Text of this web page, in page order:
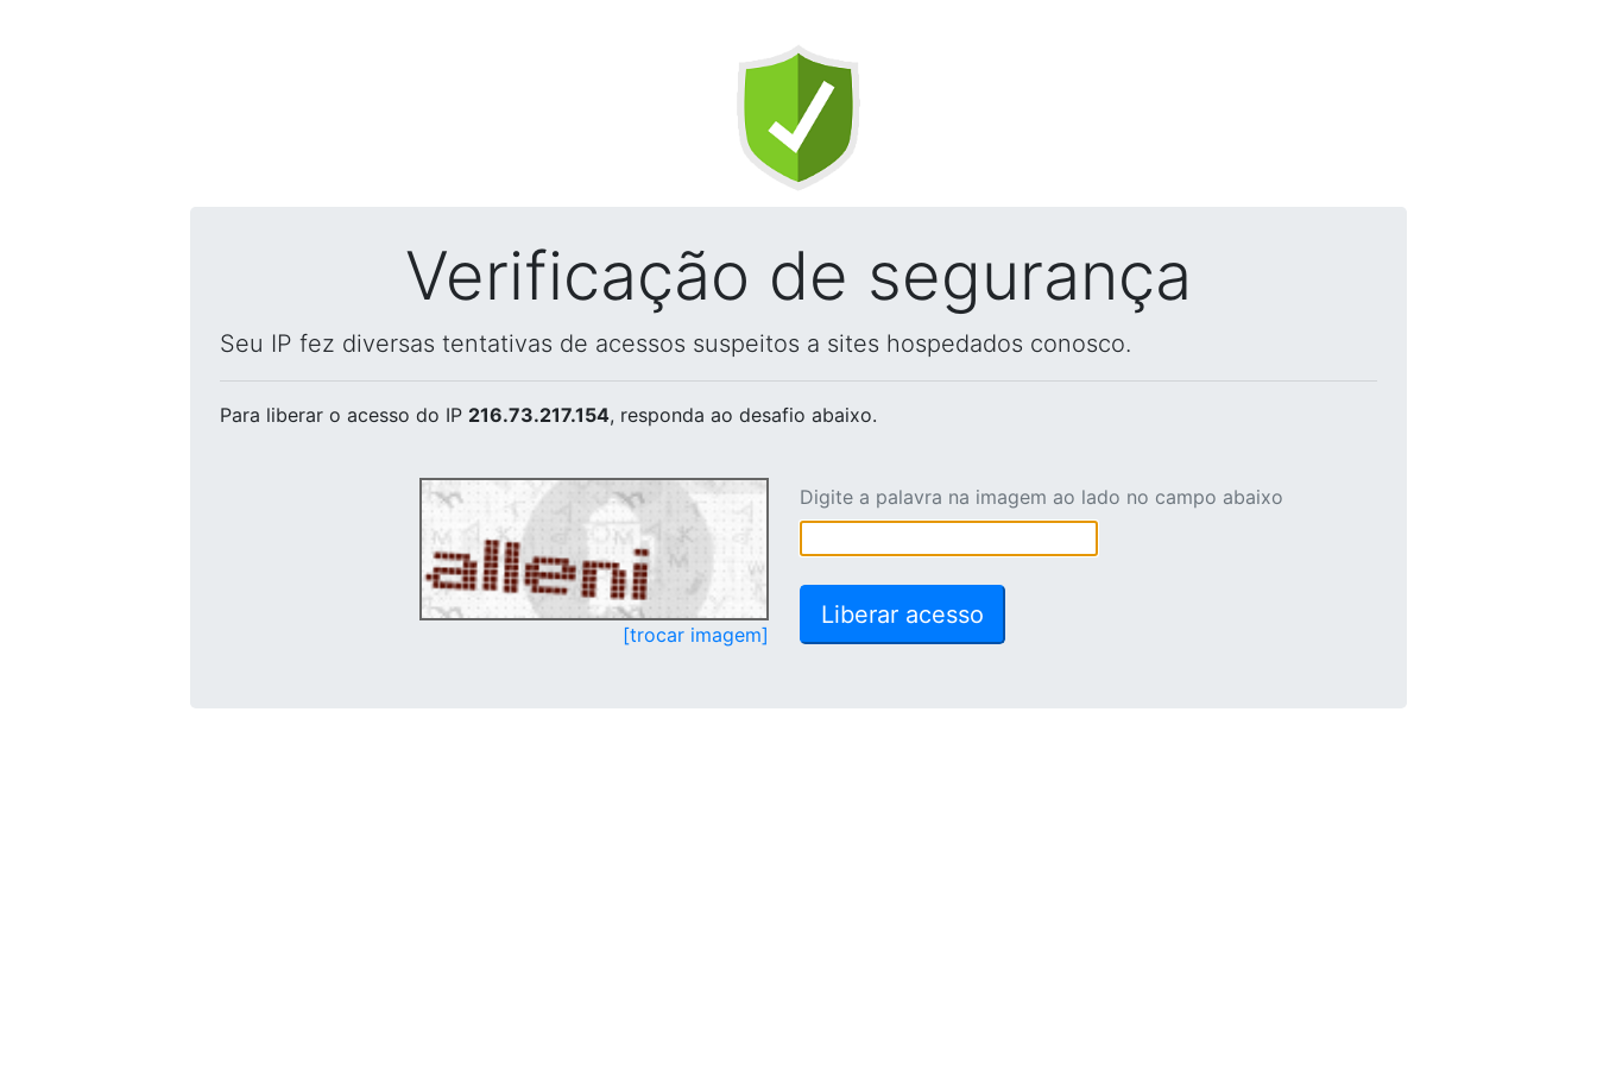
Verificação de segurança
Seu IP fez diversas tentativas de acessos suspeitos a sites hospedados conosco.
Para liberar o acesso do IP 216.73.217.154, responda ao desafio abaixo.
[trocar imagem]
Digite a palavra na imagem ao lado no campo abaixo